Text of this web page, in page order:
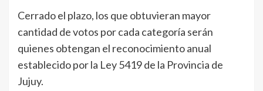
Cerrado el plazo, los que obtuvieran mayor
cantidad de votos por cada categoría serán
quienes obtengan el reconocimiento anual
establecido por la Ley 5419 de la Provincia de
Jujuy.